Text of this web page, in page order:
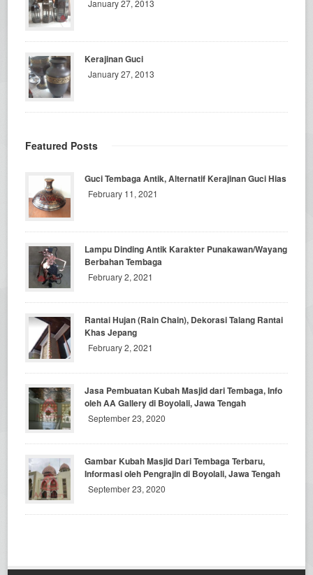
January 27, 2013
Kerajinan Guci
January 27, 2013
Featured Posts
Guci Tembaga Antik, Alternatif Kerajinan Guci Hias
February 11, 2021
Lampu Dinding Antik Karakter Punakawan/Wayang
Berbahan Tembaga
February 2, 2021
Rantai Hujan (Rain Chain), Dekorasi Talang Rantai
Khas Jepang
February 2, 2021
Jasa Pembuatan Kubah Masjid dari Tembaga, Info
oleh AA Gallery di Boyolali, Jawa Tengah
September 23, 2020
Gambar Kubah Masjid Dari Tembaga Terbaru,
Informasi oleh Pengrajin di Boyolali, Jawa Tengah
September 23, 2020